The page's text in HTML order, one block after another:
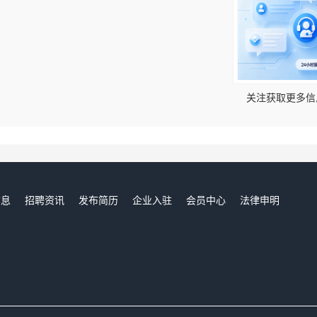
关注获取更多
招聘资讯 发布简历 企业入驻 会员中心
法律申明